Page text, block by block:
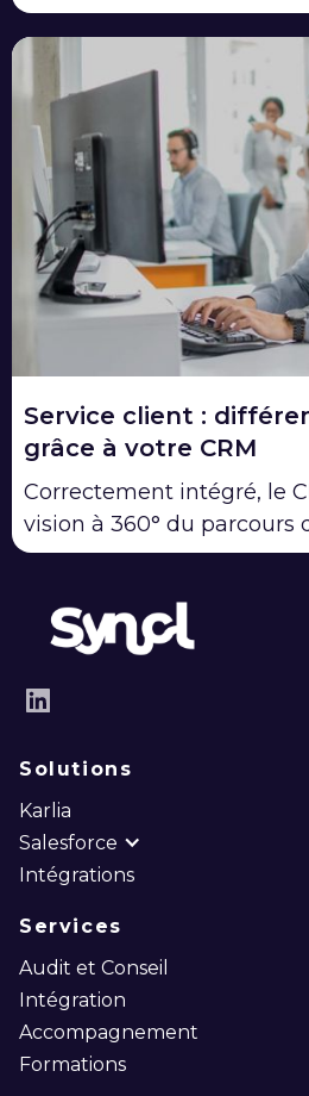
Service client :
grâce à votre CRM
Correctement intégré, le
vision à 360° du parcours
LinkedIn
Solutions
Karlia
Salesforce
Intégrations
Services
Audit et Conseil
Intégration
Accompagnement
Formations